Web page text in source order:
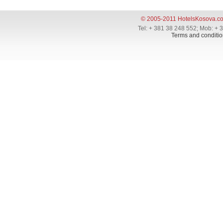
© 2005-2011
Tel: + 381 38 248 552; Mob: +
Terms and